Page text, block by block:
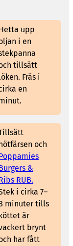
upp
i en
tillsätt
Fräs i
en
och
&
RUB.
i cirka 7–
minuter tills
är
brynt
har fått